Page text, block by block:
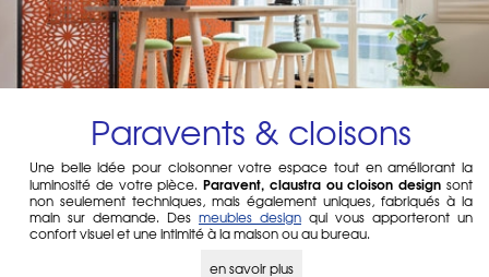
Paravents & cloisons
Une belle idée pour cloisonner votre espace tout en améliorant la
luminosité de votre pièce.Paravent, claustra ou cloison design sont
non seulement techniques, mais également uniques, fabriqués à la
main sur demande. Des meubles design qui vous apporteront un
confort visuel et une intimité à la maison ou au bureau.
en savoir plus